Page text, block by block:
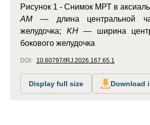
Рисунок 1 - Снимок МРТ в
AM— длина центральной
желудочка; KH— ширина
бокового желудочка
DOI: 10.60797/IRJ.2026.167.65.1
Display full size Download